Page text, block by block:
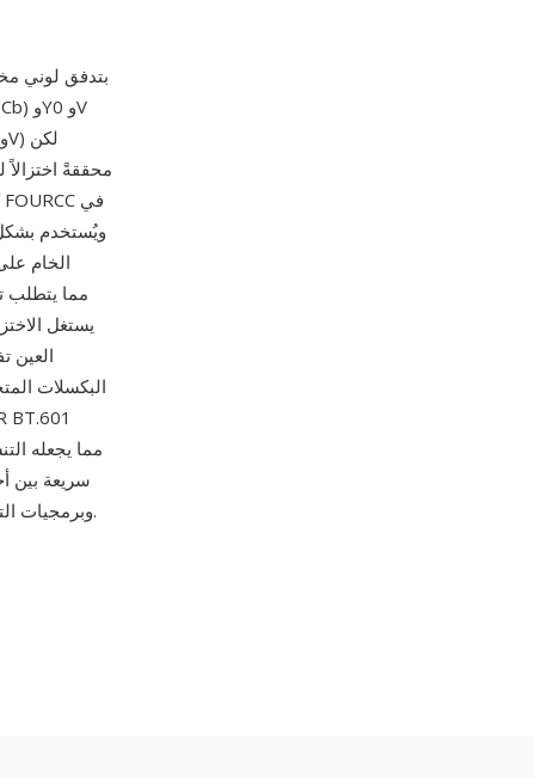
العين
البكسلات
وImageMagick وبرمجيات التقاط/تحرير الفيديو الاحترافية.